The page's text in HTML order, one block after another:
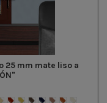
25 mm mate liso a